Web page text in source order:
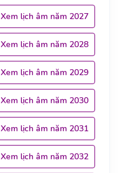
Xem lịch âm năm 2027
Xem lịch âm năm 2028
Xem lịch âm năm 2029
Xem lịch âm năm 2030
Xem lịch âm năm 2031
Xem lịch âm năm 2032